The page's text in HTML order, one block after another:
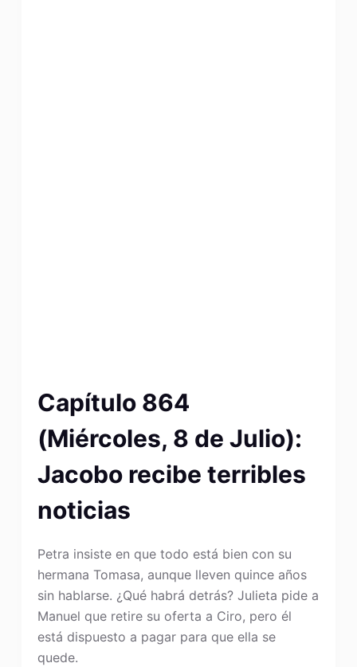
Capítulo 864
(Miércoles, 8 de Julio):
Jacobo recibe terribles
noticias
Petra insiste en que todo está bien con su
hermana Tomasa, aunque lleven quince años
sin hablarse. ¿Qué habrá detrás? Julieta pide a
Manuel que retire su oferta a Ciro, pero él
está dispuesto a pagar para que ella se
quede.